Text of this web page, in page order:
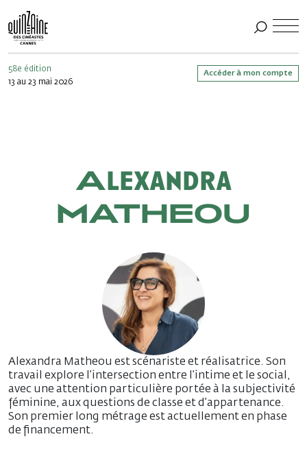
58e édition
13 au 23 mai 2026
Accéder à mon compte
Alexandra
MATHEOU
Alexandra Matheou est scénariste et réalisatrice. Son
travail explore l’intersection entre l’intime et le social,
avec une attention particulière portée à la subjectivité
féminine, aux questions de classe et d’appartenance.
Son premier long métrage est actuellement en phase
de financement.